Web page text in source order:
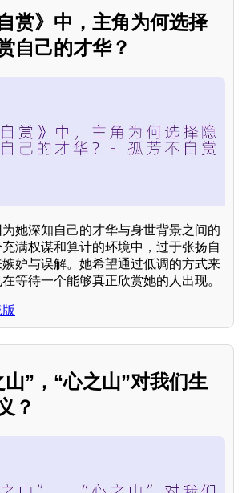
赏》中，主角为何选择
自己的才华？
她深知自己的才华与身世背景之间的
满权谋和算计的环境中，过于张扬自
妒与误解。她希望通过低调的方式来
等待一个能够真正欣赏她的人出现。
”，“心之山”对我们生
？